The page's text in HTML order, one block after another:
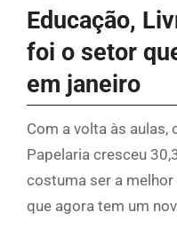
Educação,
foi o setor
em janeiro
Com a volta às aulas,
Papelaria cresceu
costuma ser a
que agora tem um